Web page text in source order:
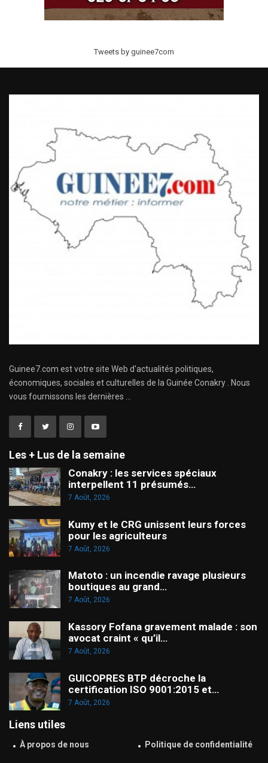
Tweets by guinee7com
Guinee7.com est votre site Web d'actualités politiques,
économiques, sociales et culturelles de la Guinée Conakry . Nous
vous fournissons les dernières ...
Les + Lus de la semaine
Conakry : les services spéciaux
interpellent 11 présumés…
7 Août, 2026
Kumy et le CRG unissent leurs forces
pour les agriculteurs
7 Août, 2026
Matoto : un incendie ravage plusieurs
boutiques au grand…
7 Août, 2026
Kassory Fofana gravement malade : son
avocat craint « qu’il…
7 Août, 2026
GUICOPRES BTP décroche la
certification ISO 9001:2015 et…
7 Août, 2026
Liens utiles
À propos de nous Politique de confidentialité